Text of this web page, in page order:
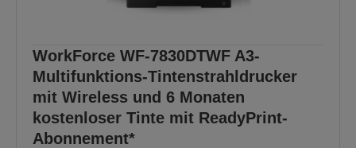
WorkForce WF-7830DTWF A3-
Multifunktions-Tintenstrahldrucker
mit Wireless und 6 Monaten
kostenloser Tinte mit ReadyPrint-
Abonnement*